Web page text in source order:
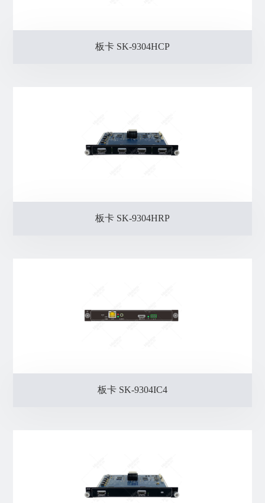
板卡 SK-9304HCP
板卡 SK-9304HRP
板卡 SK-9304IC4